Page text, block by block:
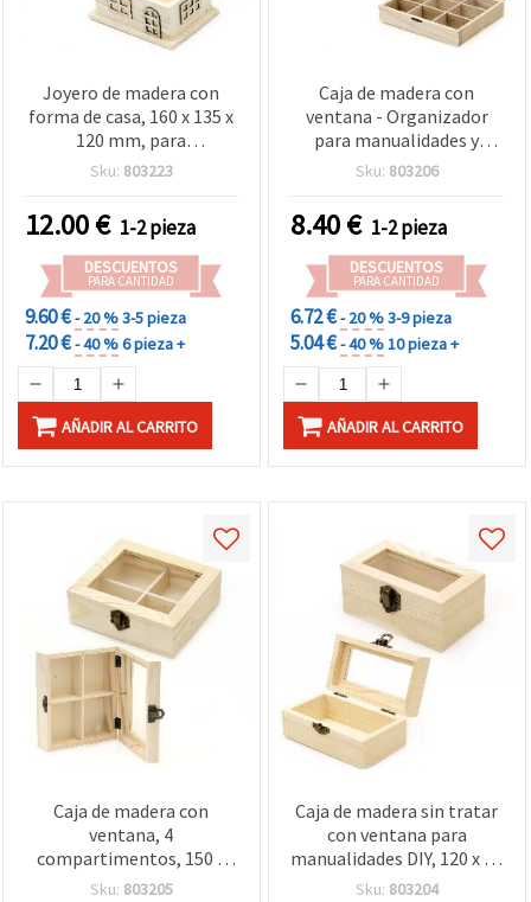
Joyero de madera con
forma de casa, 160 x 135 x
120 mm, para
manualidades y
Sku: 803223
12.00€ 1-2 pieza
DESCUENTOS
PARA CANTIDAD
9.60 €- 20 %3-5 pieza
7.20 €- 40 %6 pieza +
AÑADIR AL CARRITO
Caja de madera con
ventana - Organizador
para manualidades y
scrapbooking, 9
180 x 50 mm
Sku: 803206
8.40€ 1-2 pieza
DESCUENTOS
PARA CANTIDAD
6.72 €- 20 %3-9 pieza
5.04 €- 40 %10 pieza +
AÑADIR AL CARRITO
Caja de madera con
ventana, 4
compartimentos, 150 x
130 x 50 mm para
Sku: 803205
Caja de madera sin tratar
con ventana para
manualidades DIY, 120 x 70
x 50 mm
Sku: 803204